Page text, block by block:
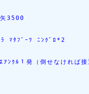
3500
ﾗ ﾏﾀﾌﾞｰﾂ ﾆﾝｸﾞﾛ*2
ｱﾝｸﾙ１発（倒せなければ